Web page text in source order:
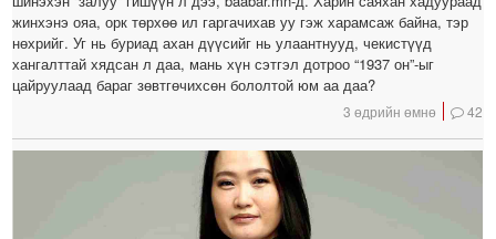
жинхэнэ ояа, орк төрхөө ил гаргачихав уу гэж харамсаж байна, тэр
нөхрийг. Уг нь буриад ахан дүүсийг нь улаантнууд, чекистүүд
хангалттай хядсан л даа, мань хүн сэтгэл дотроо “1937 он”-ыг
цайруулаад бараг зөвтгөчихсөн бололтой юм аа даа?
3 өдрийн өмнө 42